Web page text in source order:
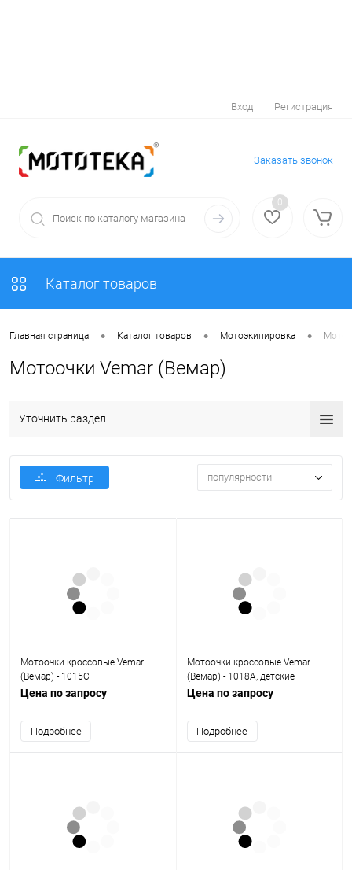
Вход Регистрация
Заказать звонок
0
Каталог товаров
Главная страница • Каталог товаров • Мотоэкипировка •
Мотоочки Vemar (Вемар)
Уточнить раздел
Фильтр популярности
Мотоочки кроссовые Vemar
(Вемар) - 1015C
Цена по запросу
Подробнее
Мотоочки кроссовые Vemar
(Вемар) - 1018A, детские
Цена по запросу
Подробнее